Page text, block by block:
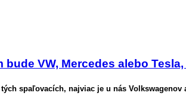
VW, Mercedes alebo
spaľovacích, najviac je u nás Volkswagenov